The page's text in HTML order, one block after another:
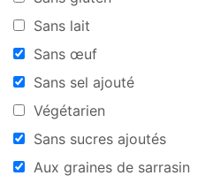
Sans lait
Sans œuf
Sans sel ajouté
Végétarien
Sans sucres ajoutés
Aux graines de sarrasin